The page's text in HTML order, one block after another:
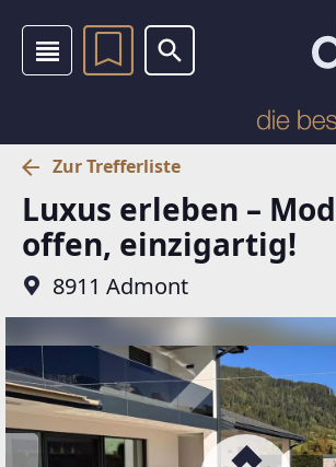
Zur Trefferliste
Luxus erleben –
offen, einzigartig!
8911 Admont